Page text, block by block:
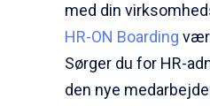
med din
HR-ON Boarding
Sørger du for HR-
den nye